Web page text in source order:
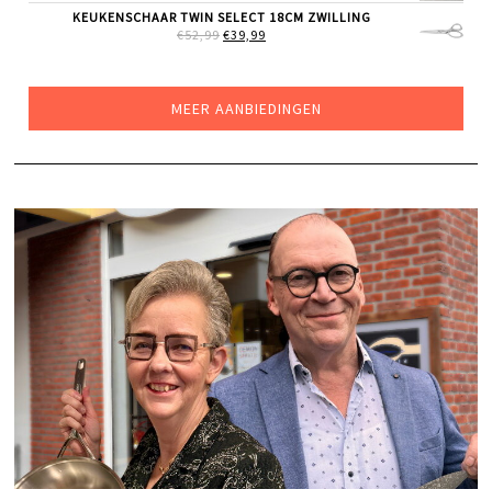
WAS:
€725,00.
IS:
KEUKENSCHAAR TWIN SELECT 18CM ZWILLING
€52,99 OORSPRONKELIJKE
€39,99
MEER AANBIEDINGEN